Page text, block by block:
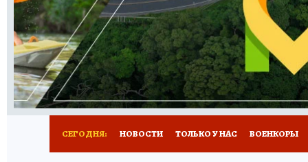
ПРЕСС-ЦЕНТР НЕДВИЖИМОСТЬ
РАДИО КП РЕКЛАМА ТЕСТЫ НОВОЕ
СЕГОДНЯ: НОВОСТИ ТОЛЬКО У НАС ВОЕНКОРЫ